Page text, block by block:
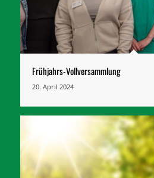
Frühjahrs-Vollversammlung
20. April 2024